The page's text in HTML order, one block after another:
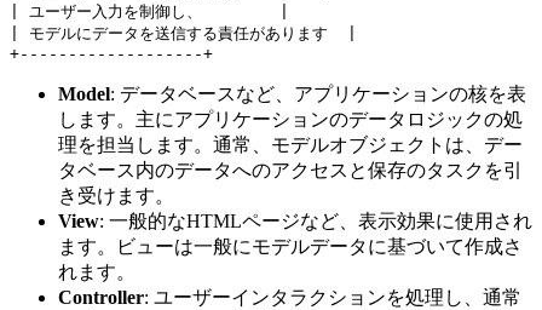
| ユーザー入力を制御し、        |
| モデルにデータを送信する責任があります  |
Model: データベースなど、アプリケーションの核を表
します。主にアプリケーションのデータロジックの処
理を担当します。通常、モデルオブジェクトは、デー
タベース内のデータへのアクセスと保存のタスクを引
き受けます。
View: 一般的なHTMLページなど、表示効果に使用され
ます。ビューは一般にモデルデータに基づいて作成さ
れます。
Controller: ユーザーインタラクションを処理し、通常